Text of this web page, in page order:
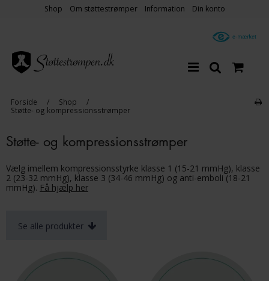
Shop Om støttestrømper Information Din konto
Forside / Shop
/
Støtte- og kompressionsstrømper
Støtte- og kompressionsstrømper
Vælg imellem kompressionsstyrke klasse 1 (15-21 mmHg), klasse
2 (23-32 mmHg), klasse 3 (34-46 mmHg) og anti-emboli (18-21
mmHg). Få hjælp her
Se alle produkter